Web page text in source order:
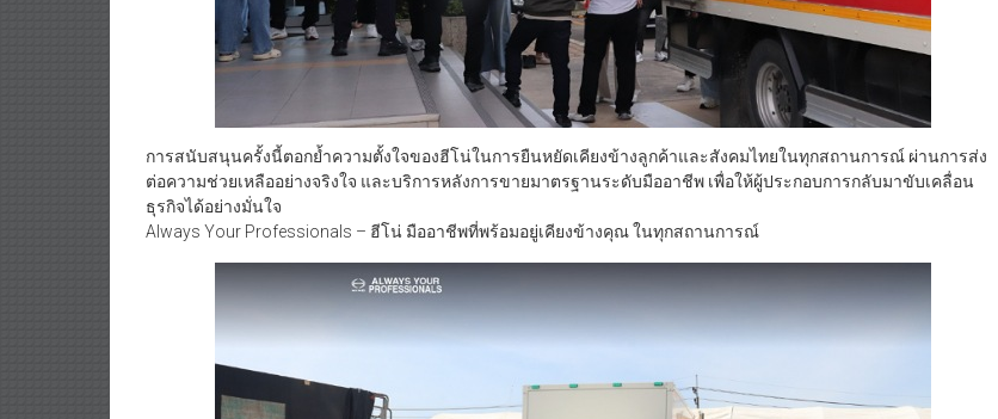
การสนับสนุนครั้งนี้ตอกย้ำความตั้งใจของฮีโน่ในการยืนหยัดเคียงข้างลูกค้าและสังคมไทยในทุกสถานการณ์ ผ่านการส่ง
ต่อความช่วยเหลืออย่างจริงใจ และบริการหลังการขายมาตรฐานระดับมืออาชีพ เพื่อให้ผู้ประกอบการกลับมาขับเคลื่อน
ธุรกิจได้อย่างมั่นใจ
Always Your Professionals – ฮีโน่ มืออาชีพที่พร้อมอยู่เคียงข้างคุณ ในทุกสถานการณ์